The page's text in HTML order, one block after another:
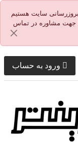
سایت هستیم
جهت مشاوره در تماس
ورود به حساب